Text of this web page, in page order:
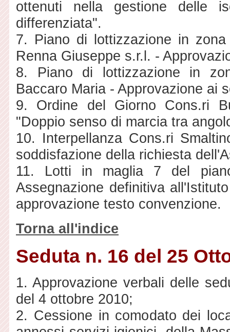
ottenuti nella gestione delle
differenziata".
7. Piano di lottizzazione in
Renna Giuseppe s.r.l. -
8. Piano di lottizzazione in
Baccaro Maria - Approvazione ai
9. Ordine del Giorno Cons.ri
"Doppio senso di marcia tra
10. Interpellanza Cons.ri
soddisfazione della richiesta
11. Lotti in maglia 7 del
Assegnazione definitiva
approvazione testo convenzione.
Torna all'indice
Seduta n. 16 del 25
1. Approvazione verbali delle
del 4 ottobre 2010;
2. Cessione in comodato dei